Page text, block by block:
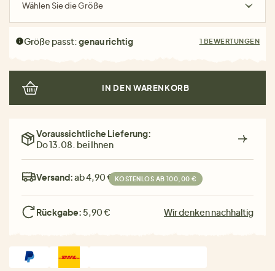
Wählen Sie die Größe
Größe passt:genau richtig 1 BEWERTUNGEN
IN DEN WARENKORB
Voraussichtliche Lieferung:
Do 13.08. bei Ihnen
Versand:ab 4,90 € KOSTENLOS AB 100,00 €
Rückgabe: 5,90 € Wir denken nachhaltig